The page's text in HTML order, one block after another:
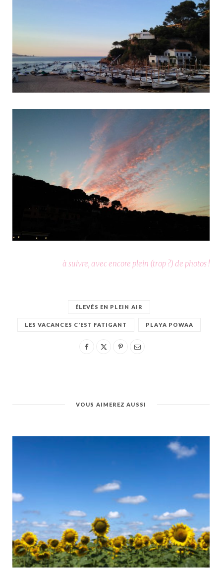
à suivre, avec encore plein (trop ?) de photos !
ÉLEVÉS EN PLEIN AIR
LES VACANCES C'EST FATIGANT PLAYA POWAA
VOUS AIMEREZ AUSSI